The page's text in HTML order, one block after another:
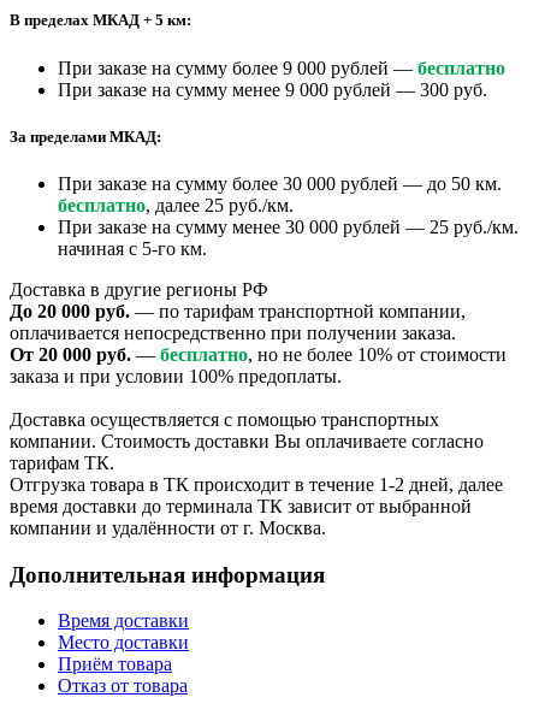
В пределах МКАД + 5 км:
При заказе на сумму более 9 000 рублей — бесплатно
При заказе на сумму менее 9 000 рублей — 300 руб.
За пределами МКАД:
При заказе на сумму более 30 000 рублей — до 50 км.
бесплатно, далее 25 руб./км.
При заказе на сумму менее 30 000 рублей — 25 руб./км.
начиная с 5-го км.
Доставка в другие регионы РФ
До 20 000 руб. — по тарифам транспортной компании,
оплачивается непосредственно при получении заказа.
От 20 000 руб. — бесплатно, но не более 10% от стоимости
заказа и при условии 100% предоплаты.
Доставка осуществляется с помощью транспортных
компании. Стоимость доставки Вы оплачиваете согласно
тарифам ТК.
Отгрузка товара в ТК происходит в течение 1-2 дней, далее
время доставки до терминала ТК зависит от выбранной
компании и удалённости от г. Москва.
Дополнительная информация
Время доставки
Место доставки
Приём товара
Отказ от товара